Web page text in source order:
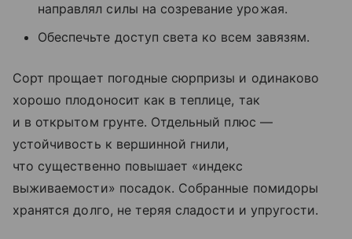
направлял силы на созревание урожая.
Обеспечьте доступ света ко всем завязям.
Сорт прощает погодные сюрпризы и одинаково
хорошо плодоносит как в теплице, так
и в открытом грунте. Отдельный плюс —
устойчивость к вершинной гнили,
что существенно повышает «индекс
выживаемости» посадок. Собранные помидоры
хранятся долго, не теряя сладости и упругости.